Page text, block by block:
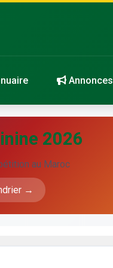
Annonces
2026
au Maroc
→